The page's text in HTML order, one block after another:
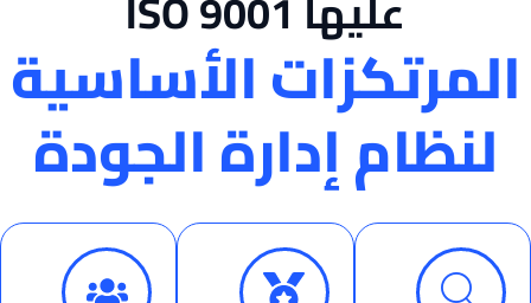
المرتكزات الأساسية
لنظام إدارة الجودة